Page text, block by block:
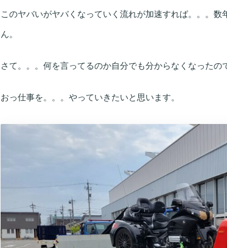
このヤバいがヤバくなっていく流れが加速すれば。。。
ん。
さて。。。何を言ってるのか自分でも分からなくなったの
おっ仕事を。。。やっていきたいと思います。